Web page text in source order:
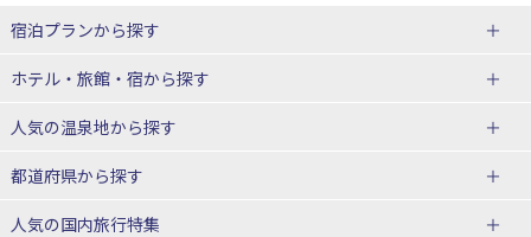
宿泊プランから探す
北海道
東北
青森県
宮城県
ホテル・旅館・宿から探す
北海道ホテル・旅館
青森県ホテル・旅館
人気の温泉地から探す
北海道
湯の川温泉(北海道)
都道府県から探す
人気の国内旅行特集